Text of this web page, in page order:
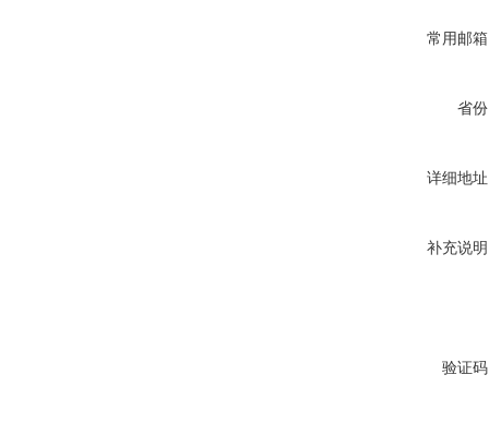
常用邮
省
详细地
补充说
验证